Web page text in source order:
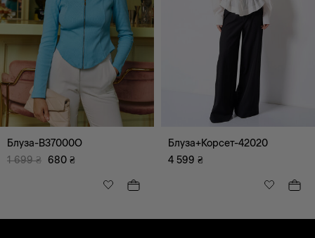
Блуза-B37000O
1 699 ₴ 680 ₴
Блуза+Корсет-42020
4 599 ₴